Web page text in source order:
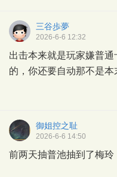
三谷歩夢
2026-6-6 12:32
出击本来就是玩家嫌普
的，你还要自动那不是本
御姐控之耻
2026-6-6 14:50
前两天抽普池抽到了梅玲